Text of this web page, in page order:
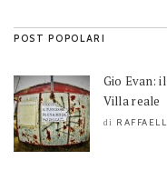
POST POPOLARI
Gio Evan:
Villa reale
di